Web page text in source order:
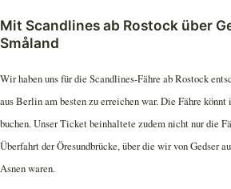
Mit Scandlines ab Rostock über
Småland
Wir haben uns für die Scandlines-Fähre ab Rostock
aus Berlin am besten zu erreichen war. Die Fähre
buchen. Unser Ticket beinhaltete zudem nicht nur die
Überfahrt der Öresundbrücke, über die wir von Gedser
Asnen waren.